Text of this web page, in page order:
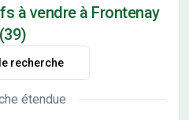
à vendre à Frontenay
(39)
recherche
étendue